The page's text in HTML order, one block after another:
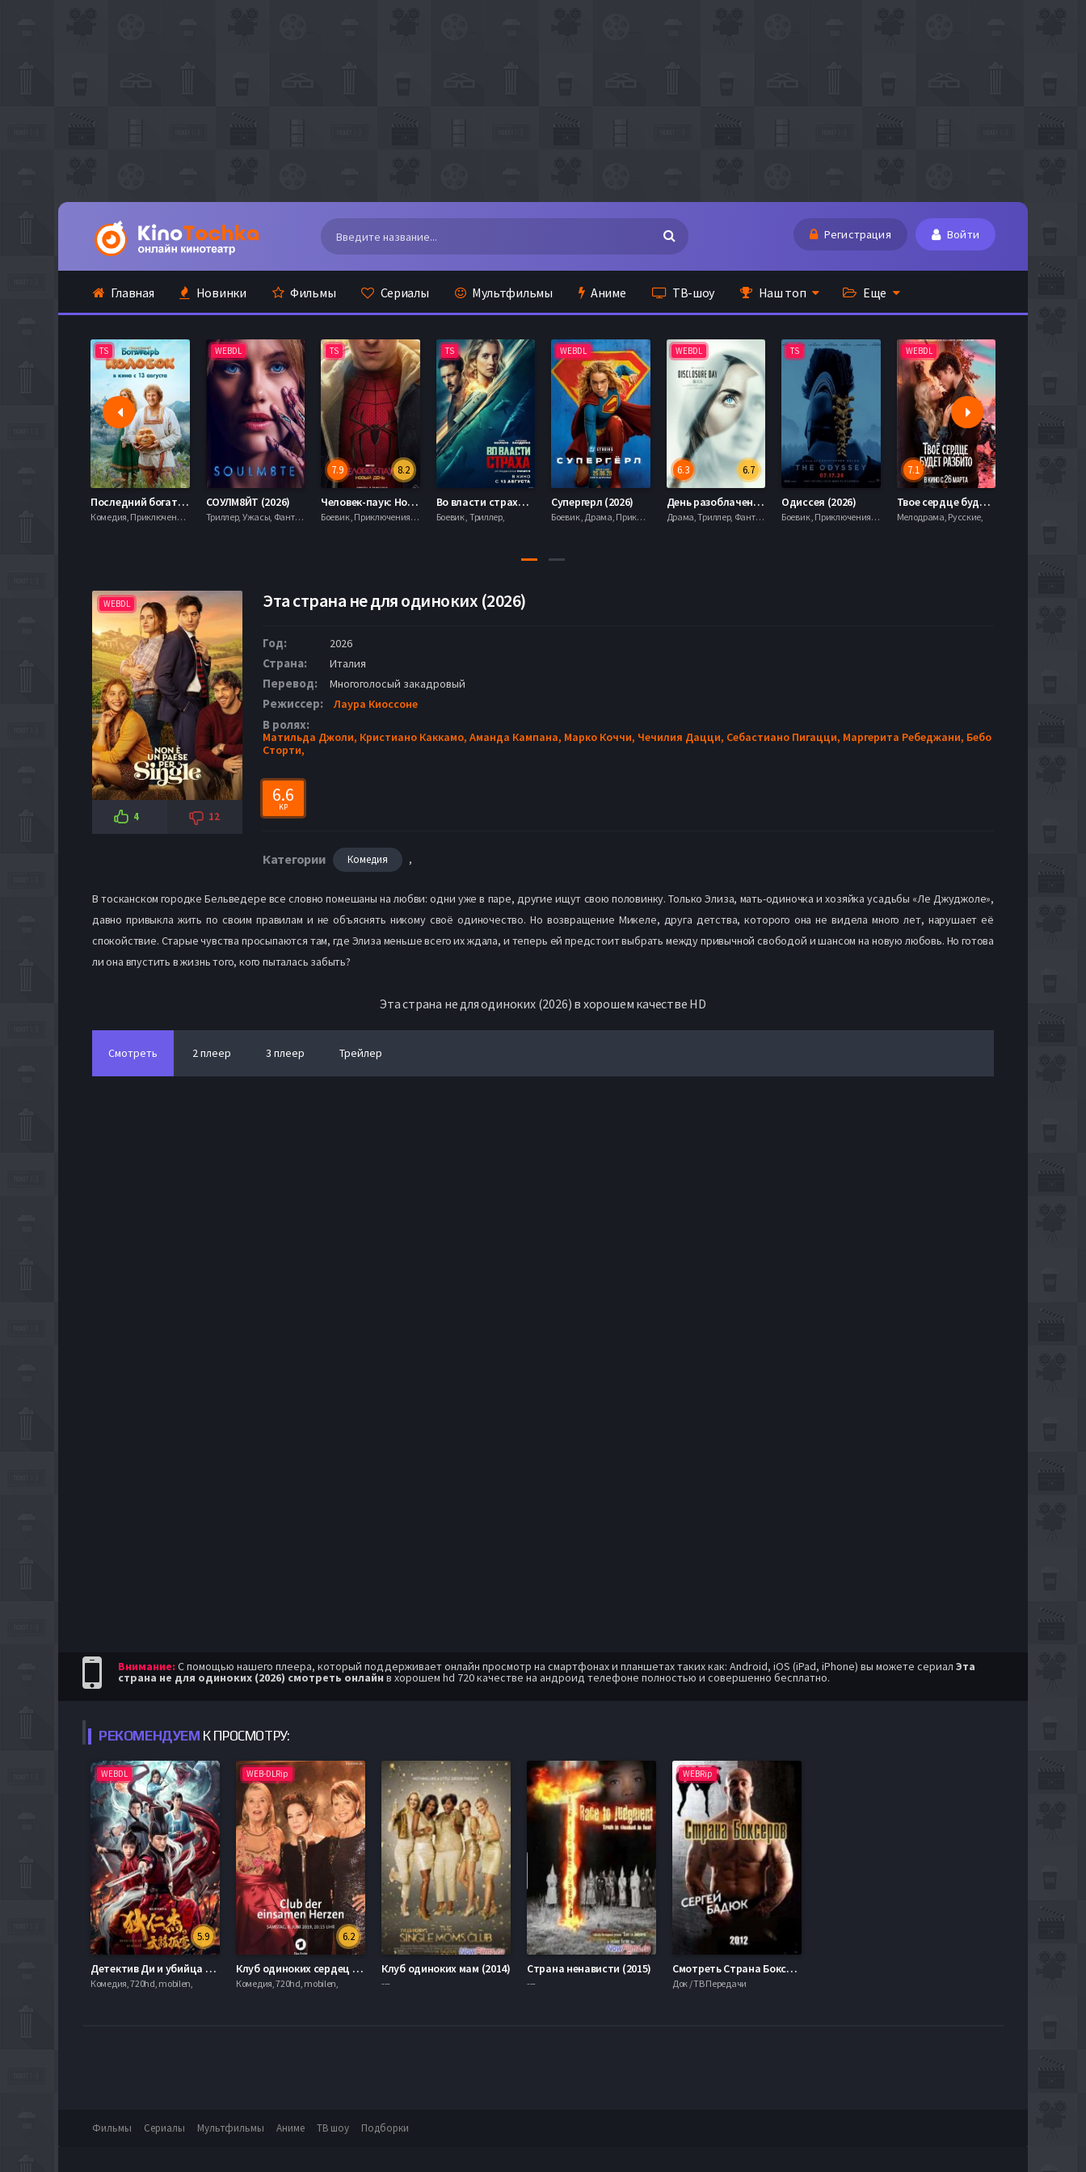
Регистрация Войти
Главная Новинки Фильмы Сериалы Мультфильмы Аниме ТВ-шоу Наш топ Еще
TS
Последний богатырь. Колобок (2026)
Комедия, Приключения, Фэнтези,
WEBDL
СОУЛМ8ЙТ (2026)
Триллер, Ужасы, Фантастика,
TS
8.2
7.9
Человек-паук: Новый день (2026)
Боевик , Приключения, Фантастика, Фэнтези,
TS
Во власти страха (2026)
Боевик , Триллер,
WEBDL
Супергерл (2026)
Боевик , Драма, Приключения, Фантастика,
WEBDL
6.7
6.3
День разоблачения (2026)
Драма, Триллер, Фантастика,
TS
Одиссея (2026)
Боевик , Приключения, Фэнтези,
WEBDL
7.1
Твое сердце будет разбито (2026)
Мелодрама, Русские,
WEBDL
4 12
Эта страна не для одиноких (2026)
Год: 2026
Страна: Италия
Перевод: Многоголосый закадровый
Режиссер: Лаура Киоссоне
В ролях:
Матильда Джоли, Кристиано Каккамо, Аманда Кампана, Марко Коччи, Чечилия Дацци, Себастиано Пигацци, Маргерита Ребеджани, Бебо
Сторти,
6.6
KP
Категории Комедия ,
В тосканском городке Бельведере все словно помешаны на любви: одни уже в паре, другие ищут свою половинку. Только Элиза, мать-одиночка и хозяйка усадьбы «Ле Джуджоле»,
давно привыкла жить по своим правилам и не объяснять никому своё одиночество. Но возвращение Микеле, друга детства, которого она не видела много лет, нарушает её
спокойствие. Старые чувства просыпаются там, где Элиза меньше всего их ждала, и теперь ей предстоит выбрать между привычной свободой и шансом на новую любовь. Но готова
ли она впустить в жизнь того, кого пыталась забыть?
Эта страна не для одиноких (2026) в хорошем качестве HD
Смотреть 2 плеер 3 плеер Трейлер
Внимание: С помощью нашего плеера, который поддерживает онлайн просмотр на смартфонах и планшетах таких как: Android, iOS (iPad, iPhone) вы можете сериал Эта
страна не для одиноких (2026) смотреть онлайн в хорошем hd 720 качестве на андроид телефоне полностью и совершенно бесплатно.
РЕКОМЕНДУЕМ К ПРОСМОТРУ:
WEBDL
5.9
Детектив Ди и убийца одиноких небес (2020)
Комедия, 720hd, mobilen,
WEB-DLRip
6.2
Клуб одиноких сердец (2019)
Комедия, 720hd, mobilen,
Клуб одиноких мам (2014)
---
Страна ненависти (2015)
---
WEBRip
Смотреть Страна Боксёров (2012)
Док / ТВ Передачи
Фильмы Сериалы Мультфильмы Аниме ТВ шоу Подборки